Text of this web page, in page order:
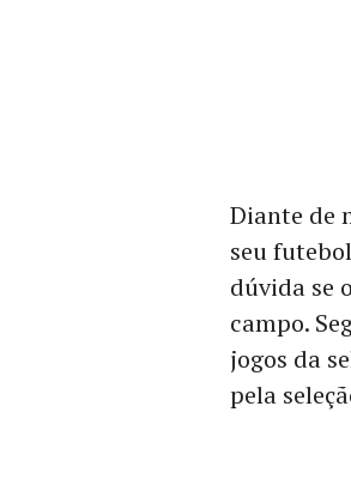
Diante de
seu
dúvida se
campo.
jogos da
pela